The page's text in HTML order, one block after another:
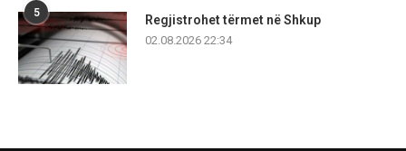
5
Regjistrohet tërmet në Shkup
02.08.2026 22:34